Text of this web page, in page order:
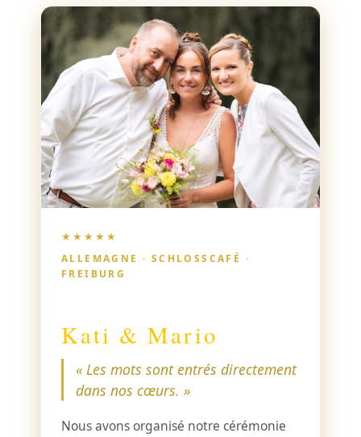
prélude parfait à une magnifique
journée.
★★★★★
ALLEMAGNE · SCHLOSSCAFÉ ·
FREIBURG
Kati & Mario
« Les mots sont entrés directement
dans nos cœurs. »
Nous avons organisé notre cérémonie